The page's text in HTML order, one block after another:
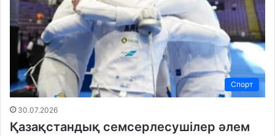
Спорт
30.07.2026
Қазақстандық семсерлесушілер әлем